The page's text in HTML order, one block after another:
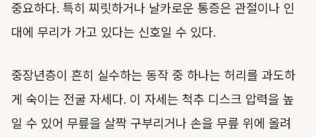
중요하다. 특히 찌릿하거나 날카로운 통증은 관절이나 인
대에 무리가 가고 있다는 신호일 수 있다.
중장년층이 흔히 실수하는 동작 중 하나는 허리를 과도하
게 숙이는 전굴 자세다. 이 자세는 척추 디스크 압력을 높
일 수 있어 무릎을 살짝 구부리거나 손을 무릎 위에 올려